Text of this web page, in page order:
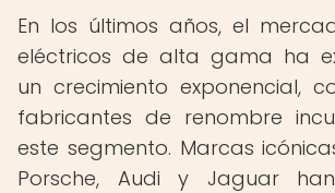
En los últimos años, el
eléctricos de alta gama ha
un crecimiento exponencial,
fabricantes de renombre
este segmento. Marcas
Porsche, Audi y Jaguar